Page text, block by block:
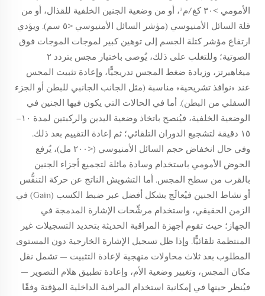
الأمومي >٣٠ كغ/م²، أو من وضعية الجنين الخلفية للقذال، أو من
قلة السائل الأمنيوسي (مؤشر السائل الأمنيوسي <٥ سم). ويؤدي
ارتفاع مؤشر كتلة الجسم إلى توهين كبير لموجات الموجات فوق
الصوتية؛ وللتغلب على ذلك، يُوصى باختيار مجس بتردد ٢
ميغاهيرتز، وزيادة ضغط المجس تدريجيًّا، وإعادة تثبيت المجس
عند «نوافذ تشريحية» مناسبة (مثل الجانب الجانبي للبطن أو الجزء
السفلي من البطن). أما في الحالات التي يكون فيها الجنين في
الوضعية الخلفية، فيُنصح باتخاذ وضعية اليدين والركبتين لمدة ١٠–
١٥ دقيقة لتشجيع الدوران التلقائي؛ ثم إعادة التقييم بعد ذلك.
وفي حال انخفاض حجم السائل الأمنيوسي (<٢٠٠ مل)، يُرفع
الحوض الأمومي باستخدام وسادة مائلة لتجميع أجزاء الجنين
بالقرب من سطح المجس. أما التشويش الناتج عن حركة التنفُّس
أو نشاط الجنين فيُعالَج بشكل أفضل عبر ضبط الكسب (Gain) في
الزمن الحقيقي، واستخدام مرشِّحات الإشارة المدمجة في
الجهاز؛ حيث تقوم أجهزة المراقبة الحديثة بتحديد التسجيلات غير
المنتظمة تلقائيًّا. وإذا ظل تسجيل الإشارة الخارجية دون المستوى
المطلوب بعد ثلاث محاولات منهجية لإعادة التثبيت — تشمل نقل
مكان المجس، وتغيير وضعية الأم، وإعادة تطبيق هلام التصوير —
فيُنظر حينها في إمكانية استخدام المراقبة الداخلية المؤقتة وفقًا